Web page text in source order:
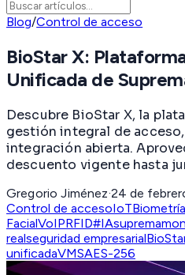
Blog/Control de acceso
BioStar X:
Unificada de
Descubre BioStar X, la
gestión integral de
integración abierta.
descuento vigente hasta
Gregorio Jiménez·24 de
Control de accesoIoTBiometría
FacialVoIPRFID#IAsuprema
realseguridad empresarial
unificadaVMSAES-256